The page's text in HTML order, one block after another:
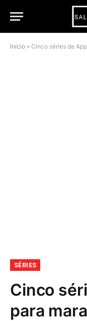
Início » Cinco séries da Apple TV
SÉRIES
Cinco
para